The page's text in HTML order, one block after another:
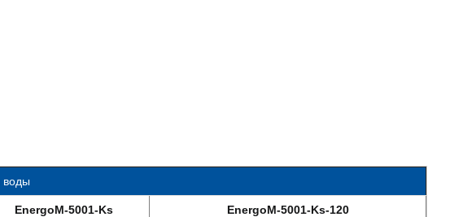
воды
EnergoM-5001-Ks EnergoM-5001-Ks-120